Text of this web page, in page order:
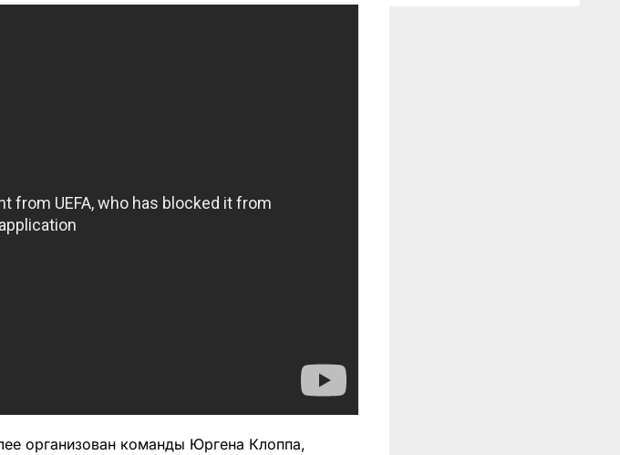
организован команды Юргена Клоппа,